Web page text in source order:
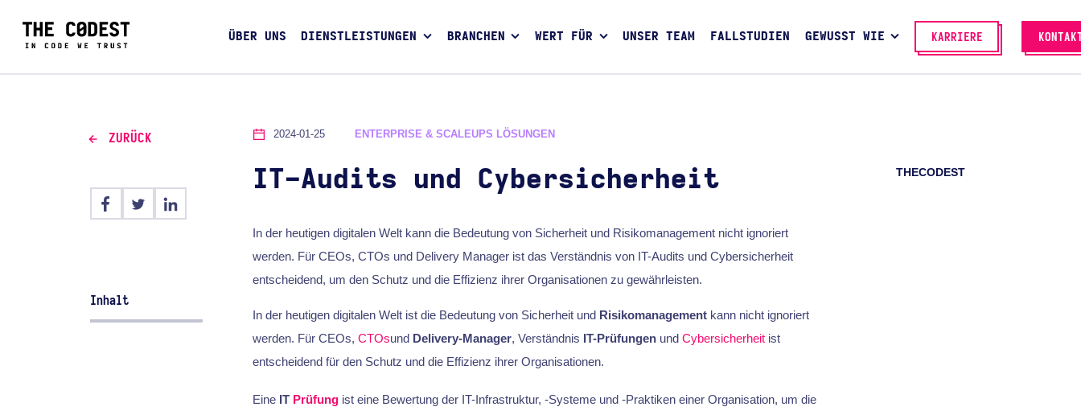
ÜBER UNS DIENSTLEISTUNGEN BRANCHEN WERT FÜR UNSER TEAM FALLSTUDIEN GEWUSST WIE KARRIERE
ZURÜCK
Inhalt
2024-01-25 ENTERPRISE & SCALEUPS LÖSUNGEN
IT-Audits und Cybersicherheit THECODEST
In der heutigen digitalen Welt kann die Bedeutung von Sicherheit und Risikomanagement nicht ignoriert
werden. Für CEOs, CTOs und Delivery Manager ist das Verständnis von IT-Audits und Cybersicherheit
entscheidend, um den Schutz und die Effizienz ihrer Organisationen zu gewährleisten.
In der heutigen digitalen Welt ist die Bedeutung von Sicherheit und Risikomanagementkann nicht ignoriert
werden. Für CEOs, CTOsund Delivery-Manager, Verständnis IT-Prüfungenund Cybersicherheitist
entscheidend für den Schutz und die Effizienz ihrer Organisationen.
Eine IT Prüfungist eine Bewertung der IT-Infrastruktur, -Systeme und -Praktiken einer Organisation, um die